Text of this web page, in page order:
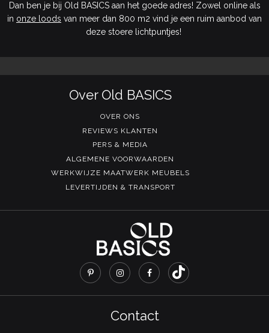
Dan ben je bij Old BASICS aan het goede adres! Zowel online als
in onze loods van meer dan 800 m2 vind je een ruim aanbod van
deze stoere lichtpuntjes!
Over Old BASICS
OVER ONS
REVIEWS KLANTEN
PERS & MEDIA
ALGEMENE VOORWAARDEN
WERKWIJZE MAATWERK MEUBELS
LEVERTIJDEN & TRANSPORT
Contact